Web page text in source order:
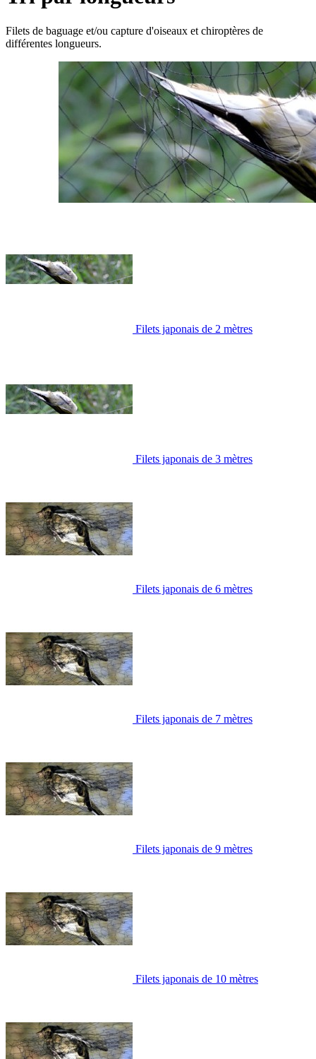
Filets de baguage et/ou capture d'oiseaux et chiroptères de
différentes longueurs.
Filets japonais de 2 mètres
Filets japonais de 3 mètres
Filets japonais de 6 mètres
Filets japonais de 7 mètres
Filets japonais de 9 mètres
Filets japonais de 10 mètres